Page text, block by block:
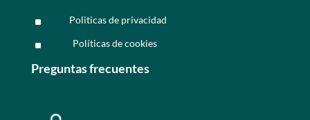
^ Politicas de privacidad
^ Políticas de cookies
Preguntas frecuentes